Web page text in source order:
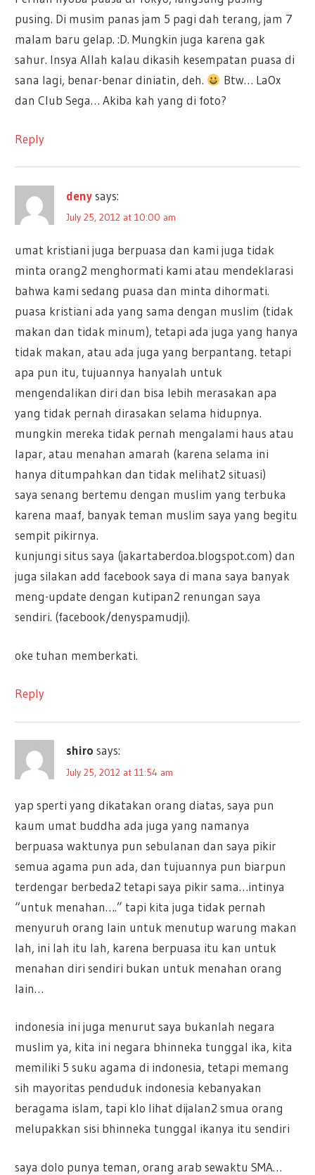
pusing. Di musim panas jam 5 pagi dah terang, jam 7
malam baru gelap. :D. Mungkin juga karena gak
sahur. Insya Allah kalau dikasih kesempatan puasa di
sana lagi, benar-benar diniatin, deh.
Btw… LaOx
dan Club Sega… Akiba kah yang di foto?
Reply
deny says:
July 25, 2012 at 10:00 am
umat kristiani juga berpuasa dan kami juga tidak
minta orang2 menghormati kami atau mendeklarasi
bahwa kami sedang puasa dan minta dihormati.
puasa kristiani ada yang sama dengan muslim (tidak
makan dan tidak minum), tetapi ada juga yang hanya
tidak makan, atau ada juga yang berpantang. tetapi
apa pun itu, tujuannya hanyalah untuk
mengendalikan diri dan bisa lebih merasakan apa
yang tidak pernah dirasakan selama hidupnya.
mungkin mereka tidak pernah mengalami haus atau
lapar, atau menahan amarah (karena selama ini
hanya ditumpahkan dan tidak melihat2 situasi)
saya senang bertemu dengan muslim yang terbuka
karena maaf, banyak teman muslim saya yang begitu
sempit pikirnya.
kunjungi situs saya (jakartaberdoa.blogspot.com) dan
juga silakan add facebook saya di mana saya banyak
meng-update dengan kutipan2 renungan saya
sendiri. (facebook/denyspamudji).
oke tuhan memberkati.
Reply
shiro says:
July 25, 2012 at 11:54 am
yap sperti yang dikatakan orang diatas, saya pun
kaum umat buddha ada juga yang namanya
berpuasa waktunya pun sebulanan dan saya pikir
semua agama pun ada, dan tujuannya pun biarpun
terdengar berbeda2 tetapi saya pikir sama…intinya
“untuk menahan….” tapi kita juga tidak pernah
menyuruh orang lain untuk menutup warung makan
lah, ini lah itu lah, karena berpuasa itu kan untuk
menahan diri sendiri bukan untuk menahan orang
lain…
indonesia ini juga menurut saya bukanlah negara
muslim ya, kita ini negara bhinneka tunggal ika, kita
memiliki 5 suku agama di indonesia, tetapi memang
sih mayoritas penduduk indonesia kebanyakan
beragama islam, tapi klo lihat dijalan2 smua orang
melupakkan sisi bhinneka tunggal ikanya itu sendiri
saya dolo punya teman, orang arab sewaktu SMA…